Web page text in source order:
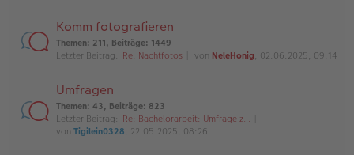
Komm fotografieren
Themen: 211, Beiträge: 1449
Letzter Beitrag: Re: Nachtfotos von NeleHonig, 02.06.2025, 09:14
Umfragen
Themen: 43, Beiträge: 823
Letzter Beitrag: Re: Bachelorarbeit: Umfrage z…
von Tigilein0328, 22.05.2025, 08:26